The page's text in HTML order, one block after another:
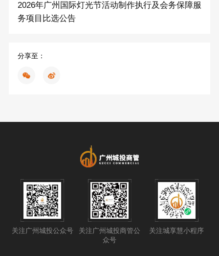
2026年广州国际灯光节活动制作执行及会务保障服
务项目比选公告
分享至：
关注广州城投公众号
关注广州城投商管公
众号
关注城享慧小程序